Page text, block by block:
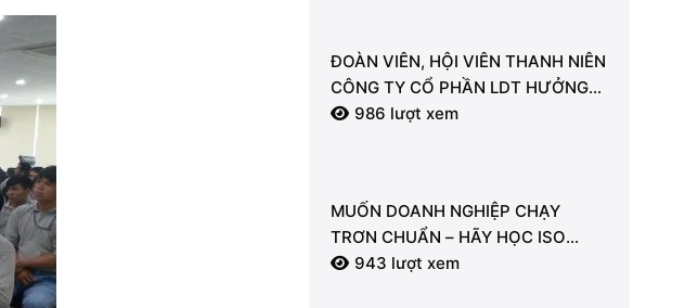
ĐOÀN VIÊN, HỘI VIÊN THANH NIÊN
CÔNG TY CỔ PHẦN LDT HƯỞNG
ỨNG LỄ RA QUÂN TỔNG VỆ SINH
986 lượt xem
MUỐN DOANH NGHIỆP CHẠY
TRƠN CHUẨN – HÃY HỌC ISO
9001:2015 NGAY!
943 lượt xem